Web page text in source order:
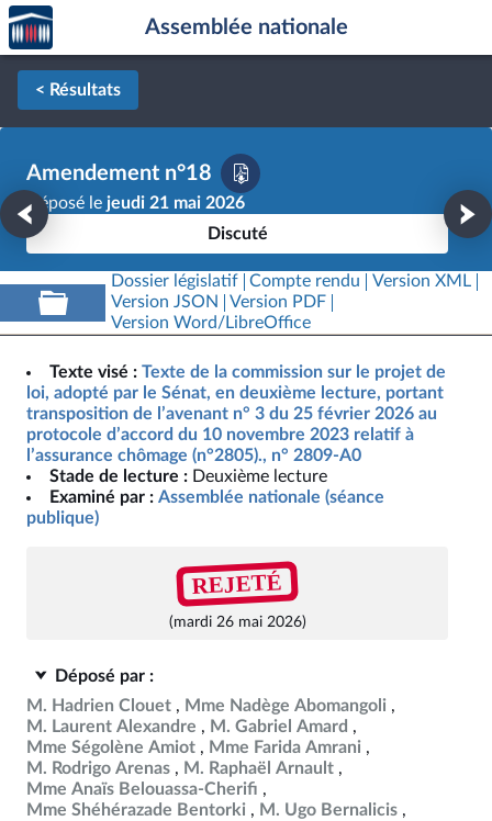
Aller au contenu
Aller en bas de la page
Accèder
à la
page
d'accueil
Assemblée nationale
< Résultats
Amendement n°18
Déposé le jeudi 21 mai 2026
Discuté
Dossier législatif Compte rendu
Version XML
Version JSON
Version PDF
Version Word/LibreOffice
Texte visé : Texte de la commission sur le projet de
loi, adopté par le Sénat, en deuxième lecture, portant
transposition de l’avenant n° 3 du 25 février 2026 au
protocole d’accord du 10 novembre 2023 relatif à
l’assurance chômage (n°2805)., n° 2809-A0
Stade de lecture : Deuxième lecture
Examiné par : Assemblée nationale (séance
publique)
REJETÉ
(mardi 26 mai 2026)
Déposé par :
M. Hadrien Clouet
Mme Nadège Abomangoli
M. Laurent Alexandre
M. Gabriel Amard
Mme Ségolène Amiot
Mme Farida Amrani
M. Rodrigo Arenas
M. Raphaël Arnault
Mme Anaïs Belouassa-Cherifi
Mme Shéhérazade Bentorki
M. Ugo Bernalicis